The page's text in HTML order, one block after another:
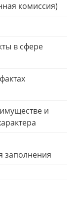
комиссия)
в сфере
и
заполнения